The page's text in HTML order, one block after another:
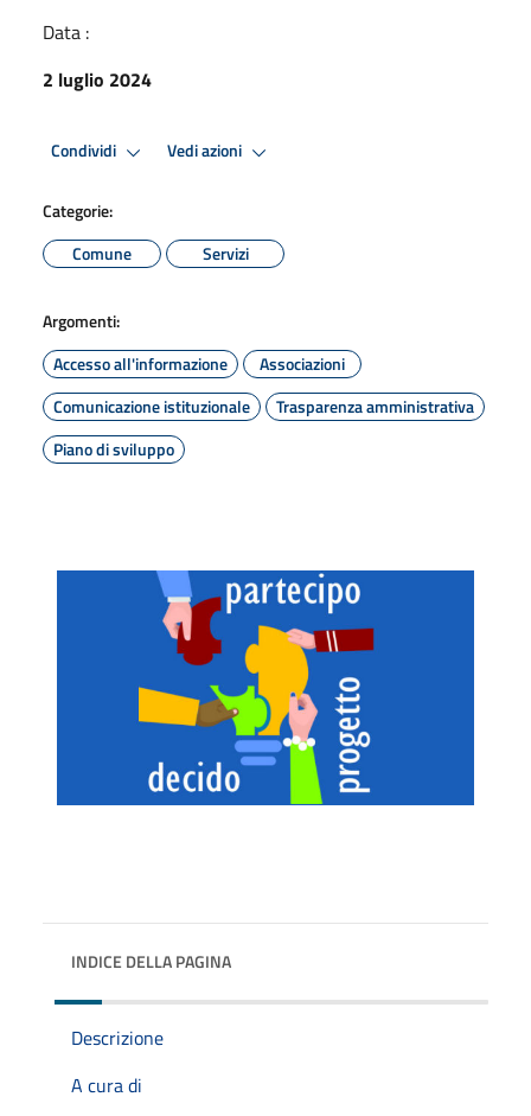
Data :
2 luglio 2024
Condividi Vedi azioni
Categorie:
Comune
Servizi
Argomenti:
Accesso all'informazione
Associazioni
Comunicazione istituzionale
Trasparenza amministrativa
Piano di sviluppo
INDICE DELLA PAGINA
Descrizione
A cura di